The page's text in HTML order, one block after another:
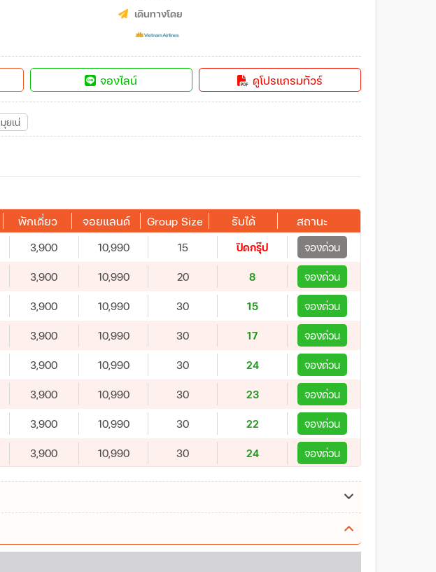
เดินทางโดย
จองไลน์ ดูโปรแกรมทัวร์
มุยเน่
พักเดี่ยว จอยแลนด์ Group Size รับได้ สถานะ
3,900 10,990 15 ปิดกรุ๊ป
จองด่วน
3,900 10,990 20 8
จองด่วน
3,900 10,990 30 15
จองด่วน
3,900 10,990 30 17
จองด่วน
3,900 10,990 30 24
จองด่วน
3,900 10,990 30 23
จองด่วน
3,900 10,990 30 22
จองด่วน
3,900 10,990 30 24 จองด่วน